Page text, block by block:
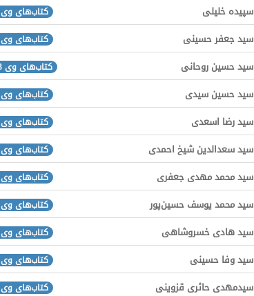
سپیده خلیلی کتاب‌های وی 1
سید جعفر حسینی کتاب‌های وی 1
سید حسین روحانی کتاب‌های وی 13
سید حسین سیدی کتاب‌های وی 1
سید رضا اسعدی کتاب‌های وی 1
سید سعدالدین شیخ احمدی کتاب‌های وی 1
سید محمد مهدی جعفری کتاب‌های وی 1
سید محمد یوسف حسین‌پور کتاب‌های وی 2
سید هادی خسروشاهی کتاب‌های وی 1
سید وفا حسینی کتاب‌های وی 1
سیدمهدی حائری قزوینی کتاب‌های وی 2